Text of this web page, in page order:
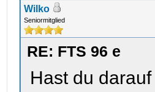
Wilko
Seniormitglied
RE: FTS 96 e
Hast du